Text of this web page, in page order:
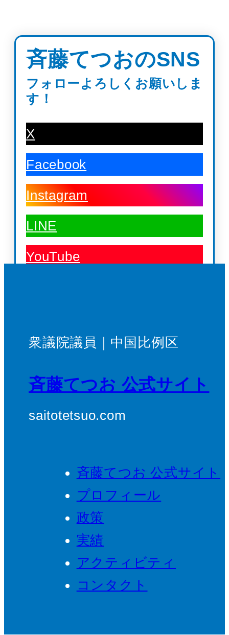
斉藤てつおのSNS
フォローよろしくお願いしま
す！
X
Facebook
Instagram
LINE
YouTube
衆議院議員｜中国比例区
斉藤てつお 公式サイト
saitotetsuo.com
斉藤てつお 公式サイト
プロフィール
政策
実績
アクティビティ
コンタクト